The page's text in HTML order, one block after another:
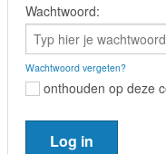
Wachtwoord:
Wachtwoord vergeten?
onthouden op deze